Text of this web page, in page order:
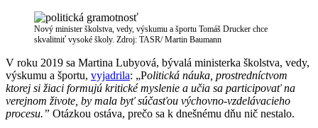
Nový minister školstva, vedy, výskumu a športu Tomáš Drucker chce
skvalitniť vysoké školy. Zdroj: TASR/ Martin Baumann
V roku 2019 sa Martina Lubyová, bývalá ministerka školstva, vedy,
výskumu a športu, vyjadrila: „Politická náuka, prostredníctvom
ktorej si žiaci formujú kritické myslenie a učia sa participovať na
verejnom živote, by mala byť súčasťou výchovno-vzdelávacieho
procesu.” Otázkou ostáva, prečo sa k dnešnému dňu nič nestalo.